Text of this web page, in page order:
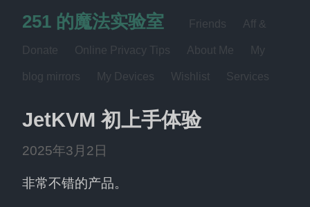
251 的魔法实验室 Friends Aff &
Donate Online Privacy Tips About Me My
blog mirrors My Devices Wishlist Services
JetKVM 初上手体验
2025年3月2日
非常不错的产品。